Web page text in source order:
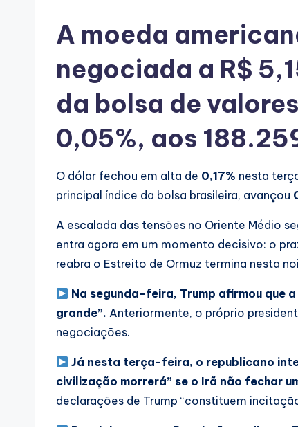
A moeda
negociada a R$
da bolsa de
0,05%, aos
O dólar fechou em alta de 0,17% nesta
principal índice da bolsa brasileira, avançou
A escalada das tensões no Oriente Médio
entra agora em um momento decisivo: o
reabra o Estreito de Ormuz termina nesta
Na segunda-feira, Trump afirmou que
grande”. Anteriormente, o próprio
negociações.
Já nesta terça-feira, o republicano
civilização morrerá” se o Irã não fechar
declarações de Trump “constituem